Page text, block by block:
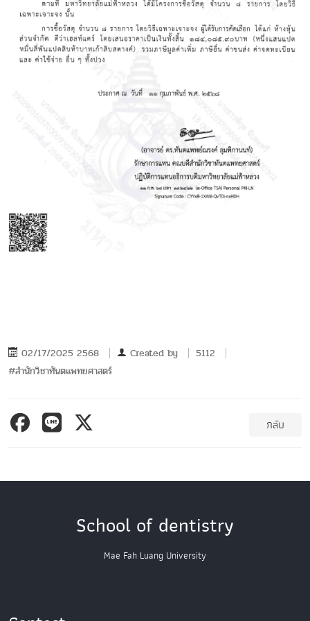
02/17/2025 2568 Created by
5112
#สำนักวิชาทันตแพทยศาสตร์
กลับ
School of dentistry
Mae Fah Luang University